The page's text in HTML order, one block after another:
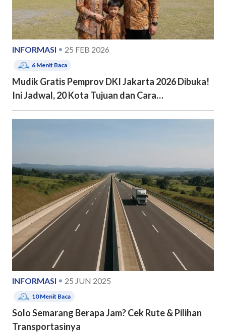
INFORMASI 25 FEB 2026
6 Menit Baca
Mudik Gratis Pemprov DKI Jakarta 2026 Dibuka!
Ini Jadwal, 20 Kota Tujuan dan Cara
Pendaftarannya
INFORMASI 25 JUN 2025
10Menit Baca
Solo Semarang Berapa Jam? Cek Rute & Pilihan
Transportasinya